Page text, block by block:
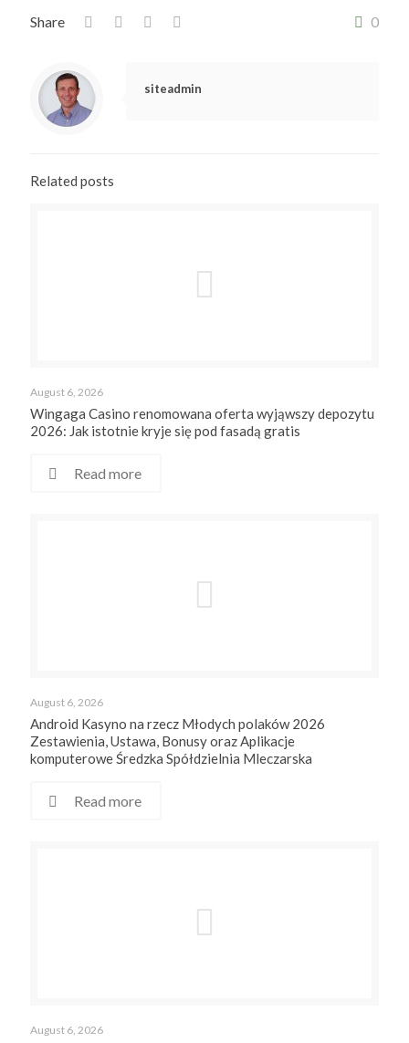
Share 0
siteadmin
Related posts
August 6, 2026
Wingaga Casino renomowana oferta wyjąwszy depozytu
2026: Jak istotnie kryje się pod fasadą gratis
Read more
August 6, 2026
Android Kasyno na rzecz Młodych polaków 2026
Zestawienia, Ustawa, Bonusy oraz Aplikacje
komputerowe Średzka Spółdzielnia Mleczarska
Read more
August 6, 2026